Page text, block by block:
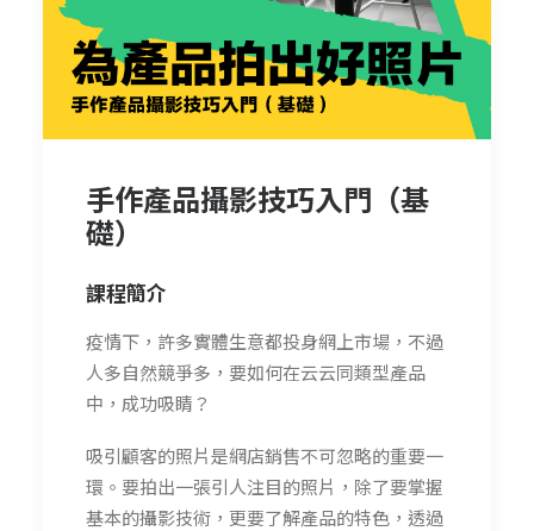
手作產品攝影技巧入門（基
礎）
課程簡介
疫情下，許多實體生意都投身網上市場，不過
人多自然競爭多，要如何在云云同類型產品
中，成功吸睛？
吸引顧客的照片是網店銷售不可忽略的重要一
環。要拍出一張引人注目的照片，除了要掌握
基本的攝影技術，更要了解產品的特色，透過